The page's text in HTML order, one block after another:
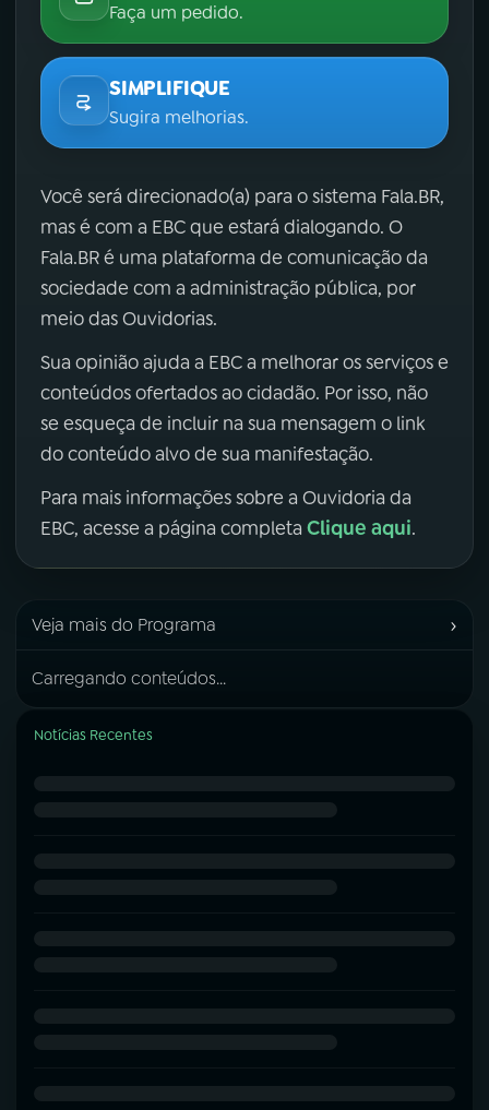
Faça um pedido.
SIMPLIFIQUE
Sugira melhorias.
Você será direcionado(a) para o sistema Fala.BR,
mas é com a EBC que estará dialogando. O
Fala.BR é uma plataforma de comunicação da
sociedade com a administração pública, por
meio das Ouvidorias.
Sua opinião ajuda a EBC a melhorar os serviços e
conteúdos ofertados ao cidadão. Por isso, não
se esqueça de incluir na sua mensagem o link
do conteúdo alvo de sua manifestação.
Para mais informações sobre a Ouvidoria da
EBC, acesse a página completa Clique aqui.
Veja mais do Programa ›
Carregando conteúdos...
Notícias Recentes